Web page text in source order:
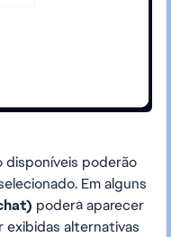
poderão
Em alguns
poderá aparecer
exibidas alternativas